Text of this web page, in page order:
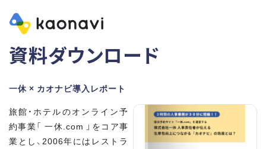
資料ダウンロード
一休 × カオナビ導入レポート
旅館・ホテルのオンライン予
約事業「 一休.com 」をコア事
業とし、2006年にはレストラ